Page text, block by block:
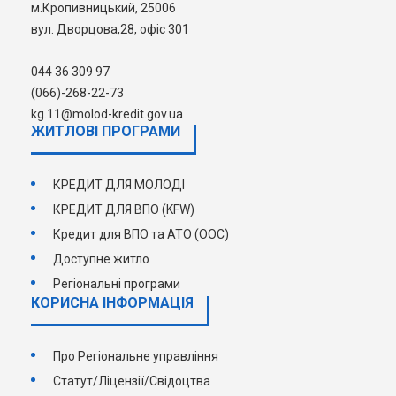
м.Кропивницький, 25006
вул. Дворцова,28, офіс 301
044 36 309 97
(066)-268-22-73
kg.11@molod-kredit.gov.ua
ЖИТЛОВІ ПРОГРАМИ
КРЕДИТ ДЛЯ МОЛОДІ
КРЕДИТ ДЛЯ ВПО (KFW)
Кредит для ВПО та АТО (ООС)
Доступне житло
Регіональні програми
КОРИСНА ІНФОРМАЦІЯ
Про Регіональне управління
Статут/Ліцензії/Свідоцтва